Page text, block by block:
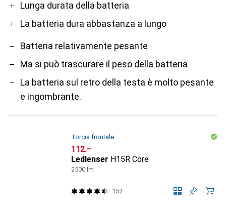
Lunga durata della batteria
La batteria dura abbastanza a lungo
Batteria relativamente pesante
Ma si può trascurare il peso della batteria
La batteria sul retro della testa è molto pesante
e ingombrante.
Torcia frontale
CHF
112.–
Ledlenser H15R Core
2500 lm
152